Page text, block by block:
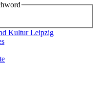
Kultur Leipzig